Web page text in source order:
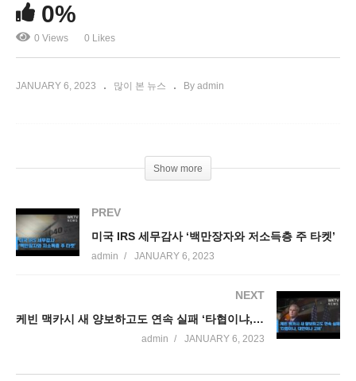
다운
0%
0 Views 0 Likes
JANUARY 6, 2023 많이 본 뉴스 By admin
Show more
PREV
미국 IRS 세무감사 ‘백만장자와 저소득층 주 타켓’
admin JANUARY 6, 2023
NEXT
케빈 맥카시 새 양보하고도 연속 실패 ‘타협이냐, 대안이냐 고비’
admin JANUARY 6, 2023